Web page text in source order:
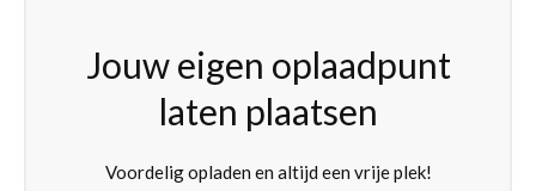
Jouw eigen oplaadpunt
laten plaatsen
Voordelig opladen en altijd een vrije plek!